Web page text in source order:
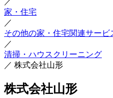
家・住宅
／
その他の家・住宅関連サービ
／
清掃・ハウスクリーニング
／ 株式会社山形
株式会社山形